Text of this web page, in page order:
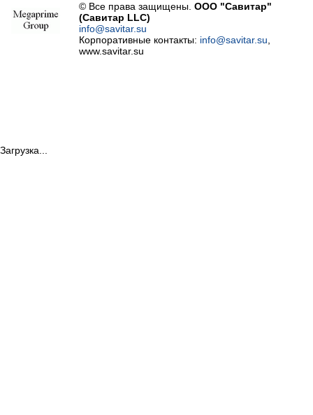
© Все права защищены.ООО "Савитар"
(Савитар LLC)
info@savitar.su
Корпоративные контакты: info@savitar.su
www.savitar.su
Загрузка...